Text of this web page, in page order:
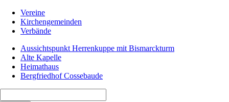
Vereine
Kirchengemeinden
Verbände
Aussichtspunkt Herrenkuppe mit Bismarckturm
Alte Kapelle
Heimathaus
Bergfriedhof Cossebaude